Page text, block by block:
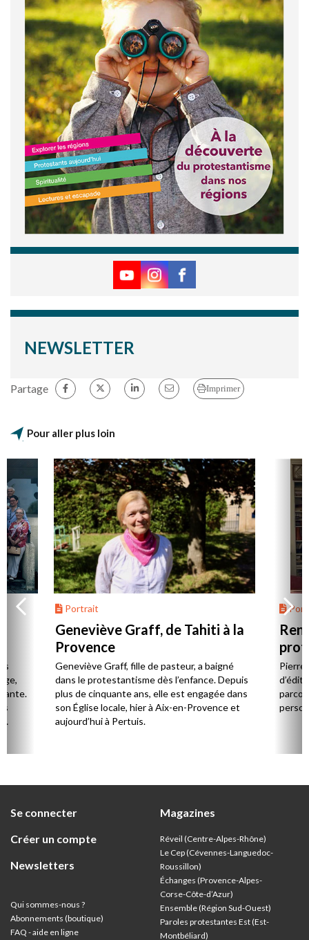
NEWSLETTER
Partage Imprimer
Pour aller plus loin
Portrait
Geneviève Graff, de Tahiti à la
Provence
Geneviève Graff, fille de pasteur, a baigné
dans le protestantisme dès l’enfance. Depuis
plus de cinquante ans, elle est engagée dans
son Église locale, hier à Aix-en-Provence et
aujourd’hui à Pertuis.
Se connecter
Créer un compte
Newsletters
Qui sommes-nous ?
Abonnements (boutique)
FAQ - aide en ligne
Magazines
Réveil (Centre-Alpes-Rhône)
Le Cep (Cévennes-Languedoc-
Roussillon)
Échanges (Provence-Alpes-
Corse-Côte-d’Azur)
Ensemble (Région Sud-Ouest)
Paroles protestantes Est (Est-
Montbéliard)